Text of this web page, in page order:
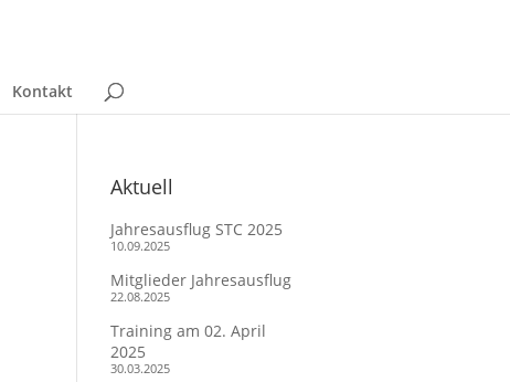
Kontakt
Aktuell
Jahresausflug STC 2025
10.09.2025
Mitglieder Jahresausflug
22.08.2025
Training am 02. April
2025
30.03.2025